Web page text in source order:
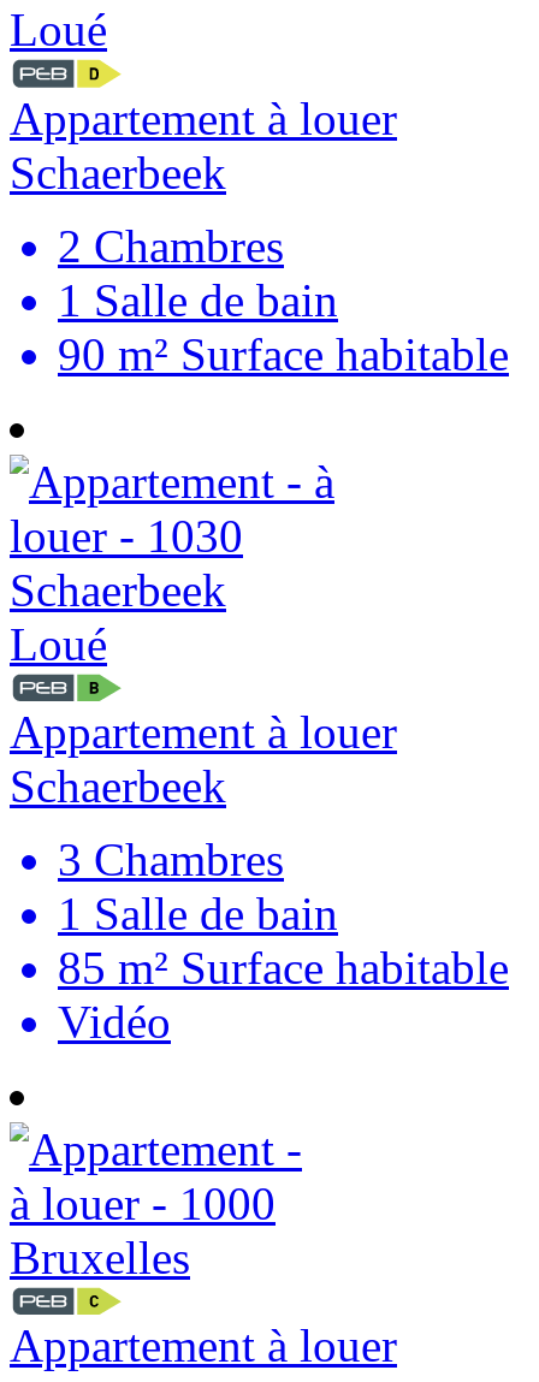
Loué
Appartement à louer
Schaerbeek
2 Chambres
1 Salle de bain
90 m² Surface habitable
Loué
Appartement à louer
Schaerbeek
3 Chambres
1 Salle de bain
85 m² Surface habitable
Vidéo
Appartement à louer